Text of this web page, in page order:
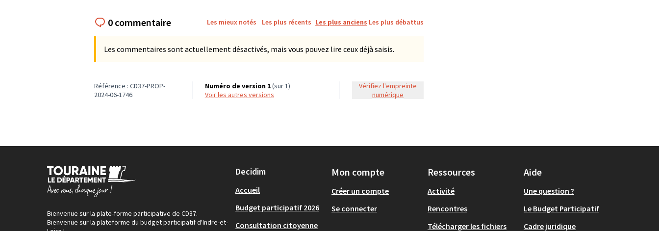
0 commentaire Les mieux notés Les plus récents Les plus anciens Les plus débattus
Les commentaires sont actuellement désactivés, mais vous pouvez lire ceux déjà saisis.
Référence : CD37-PROP-
2024-06-1746
Numéro de version 1(sur 1)
voir les autres versions
Vérifiez l'empreinte
numérique
Bienvenue sur la plate-forme participative de CD37.
Bienvenue sur la plateforme du budget participatif d'Indre-et-
Decidim
Accueil
Budget participatif 2026
Consultation citoyenne
Mon compte
Créer un compte
Se connecter
Ressources
Activité
Rencontres
Télécharger les fichiers
Aide
Une question ?
Le Budget Participatif
Cadre juridique